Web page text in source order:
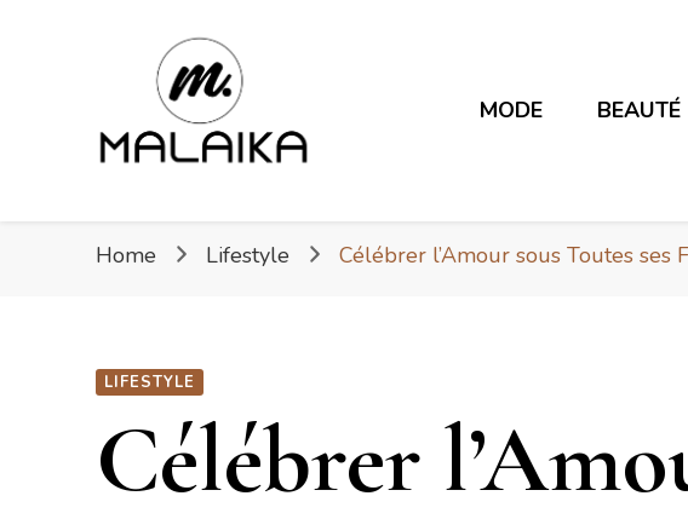
Malaika
Malaika
MODE BEAUTÉ
Home Lifestyle Célébrer l’Amour sous Toutes ses
LIFESTYLE
Célébrer